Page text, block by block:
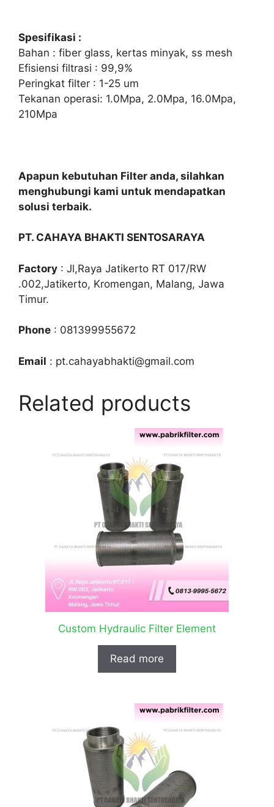
Spesifikasi :
Bahan : fiber glass, kertas minyak, ss mesh
Efisiensi filtrasi : 99,9%
Peringkat filter : 1-25 um
Tekanan operasi: 1.0Mpa, 2.0Mpa, 16.0Mpa,
210Mpa
Apapun kebutuhan Filter anda, silahkan
menghubungi kami untuk mendapatkan
solusi terbaik.
PT. CAHAYA BHAKTI SENTOSARAYA
Factory : Jl,Raya Jatikerto RT 017/RW
.002,Jatikerto, Kromengan, Malang, Jawa
Timur.
Phone : 081399955672
Email : pt.cahayabhakti@gmail.com
Related products
Custom Hydraulic Filter Element
Read more